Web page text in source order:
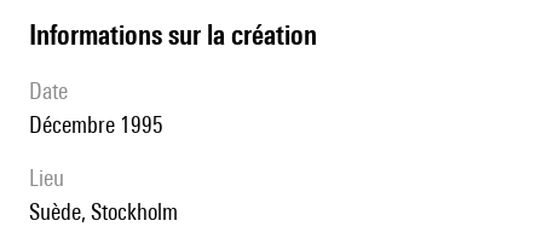
informations sur la création
date
Décembre 1995
lieu
Suède, Stockholm